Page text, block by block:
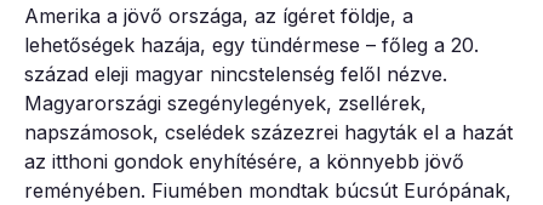
Amerika a jövő országa, az ígéret földje, a
lehetőségek hazája, egy tündérmese – főleg a 20.
század eleji magyar nincstelenség felől nézve.
Magyarországi szegénylegények, zsellérek,
napszámosok, cselédek százezrei hagyták el a hazát
az itthoni gondok enyhítésére, a könnyebb jövő
reményében. Fiumében mondtak búcsút Európának,